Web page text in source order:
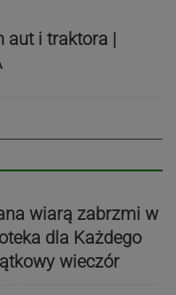
aut i traktora |
wiarą zabrzmi w
dla Każdego
wieczór